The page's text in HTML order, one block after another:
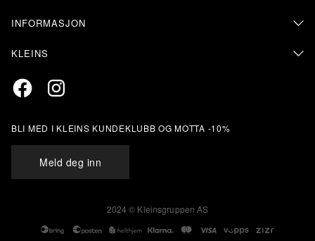
INFORMASJON
FAQ – OFTE STILTE SPØRSMÅL
RETUR & BYTTE
KLEINS
BUTIKKER & ÅPNINGSTIDER
STØRRELSESANBEFALING
Facebook
Instagram
BLI MED I KLEINS KUNDEKLUBB OG MOTTA -10%
Meld deg inn
2024 © Kleinsgruppen AS